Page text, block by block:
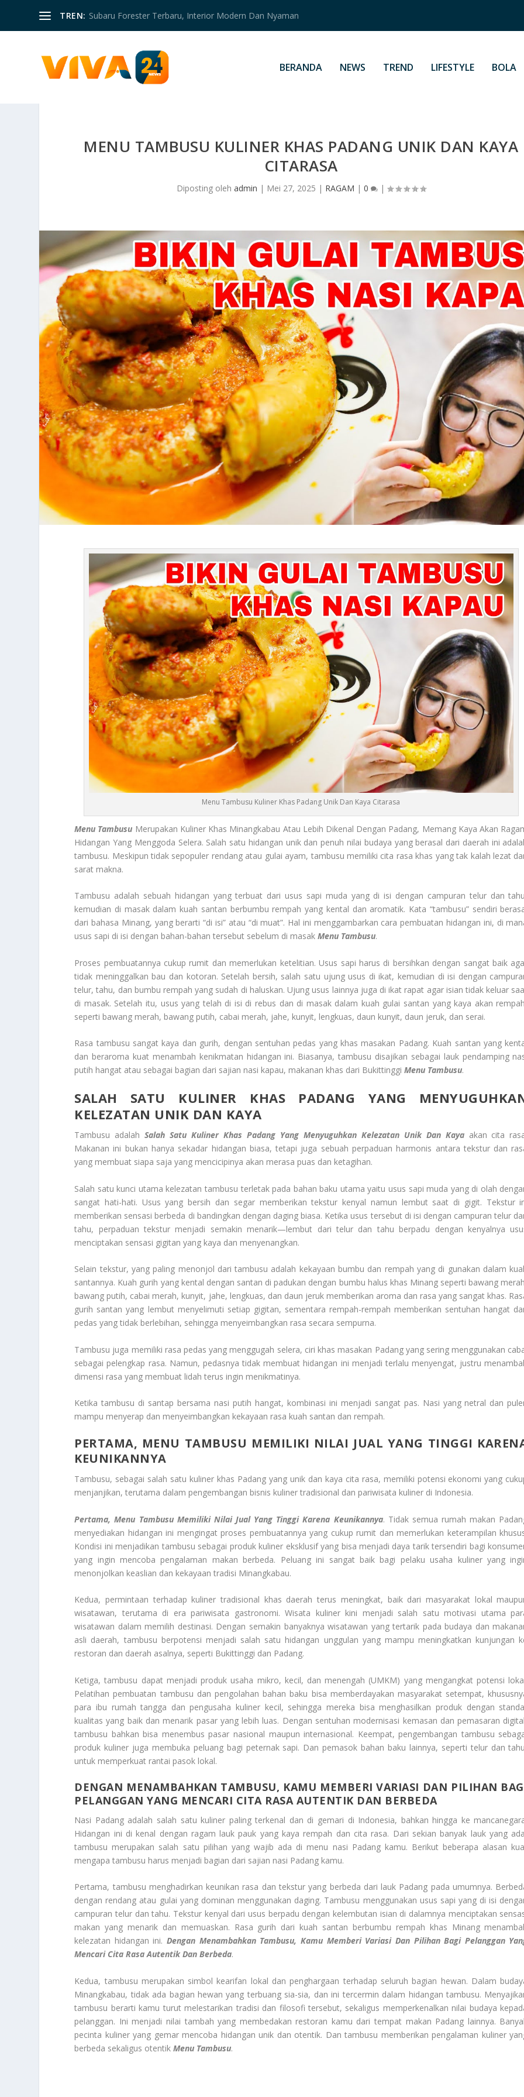
TREN: Subaru Forester Terbaru, Interior Modern Dan Nyaman
BERANDA NEWS TREND LIFESTYLE BOLA
MENU TAMBUSU KULINER KHAS PADANG UNIK DAN KAYA
CITARASA
Diposting oleh admin | Mei 27, 2025 | RAGAM | 0 |
Menu Tambusu Kuliner Khas Padang Unik Dan Kaya Citarasa
Menu Tambusu Merupakan Kuliner Khas Minangkabau Atau Lebih Dikenal Dengan Padang, Memang Kaya Akan
Hidangan Yang Menggoda Selera. Salah satu hidangan unik dan penuh nilai budaya yang berasal dari daerah ini
tambusu. Meskipun tidak sepopuler rendang atau gulai ayam, tambusu memiliki cita rasa khas yang tak kalah lezat
sarat makna.
Tambusu adalah sebuah hidangan yang terbuat dari usus sapi muda yang di isi dengan campuran telur dan
kemudian di masak dalam kuah santan berbumbu rempah yang kental dan aromatik. Kata “tambusu” sendiri
dari bahasa Minang, yang berarti “di isi” atau “di muat”. Hal ini menggambarkan cara pembuatan hidangan ini, di
usus sapi di isi dengan bahan-bahan tersebut sebelum di masak Menu Tambusu.
Proses pembuatannya cukup rumit dan memerlukan ketelitian. Usus sapi harus di bersihkan dengan sangat baik
tidak meninggalkan bau dan kotoran. Setelah bersih, salah satu ujung usus di ikat, kemudian di isi dengan
telur, tahu, dan bumbu rempah yang sudah di haluskan. Ujung usus lainnya juga di ikat rapat agar isian tidak keluar
di masak. Setelah itu, usus yang telah di isi di rebus dan di masak dalam kuah gulai santan yang kaya akan
seperti bawang merah, bawang putih, cabai merah, jahe, kunyit, lengkuas, daun kunyit, daun jeruk, dan serai.
Rasa tambusu sangat kaya dan gurih, dengan sentuhan pedas yang khas masakan Padang. Kuah santan yang
dan beraroma kuat menambah kenikmatan hidangan ini. Biasanya, tambusu disajikan sebagai lauk pendamping
putih hangat atau sebagai bagian dari sajian nasi kapau, makanan khas dari Bukittinggi Menu Tambusu.
SALAH SATU KULINER KHAS PADANG YANG
KELEZATAN UNIK DAN KAYA
Tambusu adalahSalah Satu Kuliner Khas Padang Yang Menyuguhkan Kelezatan Unik Dan Kayaakan cita
Makanan ini bukan hanya sekadar hidangan biasa, tetapi juga sebuah perpaduan harmonis antara tekstur dan
yang membuat siapa saja yang mencicipinya akan merasa puas dan ketagihan.
Salah satu kunci utama kelezatan tambusu terletak pada bahan baku utama yaitu usus sapi muda yang di olah
sangat hati-hati. Usus yang bersih dan segar memberikan tekstur kenyal namun lembut saat di gigit. Tekstur
memberikan sensasi berbeda di bandingkan dengan daging biasa. Ketika usus tersebut di isi dengan campuran telur
tahu, perpaduan tekstur menjadi semakin menarik—lembut dari telur dan tahu berpadu dengan kenyalnya
menciptakan sensasi gigitan yang kaya dan menyenangkan.
Selain tekstur, yang paling menonjol dari tambusu adalah kekayaan bumbu dan rempah yang di gunakan dalam
santannya. Kuah gurih yang kental dengan santan di padukan dengan bumbu halus khas Minang seperti bawang
bawang putih, cabai merah, kunyit, jahe, lengkuas, dan daun jeruk memberikan aroma dan rasa yang sangat khas.
gurih santan yang lembut menyelimuti setiap gigitan, sementara rempah-rempah memberikan sentuhan hangat
pedas yang tidak berlebihan, sehingga menyeimbangkan rasa secara sempurna.
Tambusu juga memiliki rasa pedas yang menggugah selera, ciri khas masakan Padang yang sering menggunakan
sebagai pelengkap rasa. Namun, pedasnya tidak membuat hidangan ini menjadi terlalu menyengat, justru
dimensi rasa yang membuat lidah terus ingin menikmatinya.
Ketika tambusu di santap bersama nasi putih hangat, kombinasi ini menjadi sangat pas. Nasi yang netral dan
mampu menyerap dan menyeimbangkan kekayaan rasa kuah santan dan rempah.
PERTAMA, MENU TAMBUSU MEMILIKI NILAI JUAL YANG TINGGI
KEUNIKANNYA
Tambusu, sebagai salah satu kuliner khas Padang yang unik dan kaya cita rasa, memiliki potensi ekonomi yang
menjanjikan, terutama dalam pengembangan bisnis kuliner tradisional dan pariwisata kuliner di Indonesia.
Pertama, Menu Tambusu Memiliki Nilai Jual Yang Tinggi Karena Keunikannya. Tidak semua rumah makan
menyediakan hidangan ini mengingat proses pembuatannya yang cukup rumit dan memerlukan keterampilan
Kondisi ini menjadikan tambusu sebagai produk kuliner eksklusif yang bisa menjadi daya tarik tersendiri bagi
yang ingin mencoba pengalaman makan berbeda. Peluang ini sangat baik bagi pelaku usaha kuliner yang
menonjolkan keaslian dan kekayaan tradisi Minangkabau.
Kedua, permintaan terhadap kuliner tradisional khas daerah terus meningkat, baik dari masyarakat lokal
wisatawan, terutama di era pariwisata gastronomi. Wisata kuliner kini menjadi salah satu motivasi utama
wisatawan dalam memilih destinasi. Dengan semakin banyaknya wisatawan yang tertarik pada budaya dan
asli daerah, tambusu berpotensi menjadi salah satu hidangan unggulan yang mampu meningkatkan kunjungan
restoran dan daerah asalnya, seperti Bukittinggi dan Padang.
Ketiga, tambusu dapat menjadi produk usaha mikro, kecil, dan menengah (UMKM) yang mengangkat potensi
Pelatihan pembuatan tambusu dan pengolahan bahan baku bisa memberdayakan masyarakat setempat,
para ibu rumah tangga dan pengusaha kuliner kecil, sehingga mereka bisa menghasilkan produk dengan
kualitas yang baik dan menarik pasar yang lebih luas. Dengan sentuhan modernisasi kemasan dan pemasaran
tambusu bahkan bisa menembus pasar nasional maupun internasional. Keempat, pengembangan tambusu
produk kuliner juga membuka peluang bagi peternak sapi. Dan pemasok bahan baku lainnya, seperti telur dan
untuk memperkuat rantai pasok lokal.
DENGAN MENAMBAHKAN TAMBUSU, KAMU MEMBERI VARIASI DAN PILIHAN
PELANGGAN YANG MENCARI CITA RASA AUTENTIK DAN BERBEDA
Nasi Padang adalah salah satu kuliner paling terkenal dan di gemari di Indonesia, bahkan hingga ke
Hidangan ini di kenal dengan ragam lauk pauk yang kaya rempah dan cita rasa. Dari sekian banyak lauk yang
tambusu merupakan salah satu pilihan yang wajib ada di menu nasi Padang kamu. Berikut beberapa alasan
mengapa tambusu harus menjadi bagian dari sajian nasi Padang kamu.
Pertama, tambusu menghadirkan keunikan rasa dan tekstur yang berbeda dari lauk Padang pada umumnya.
dengan rendang atau gulai yang dominan menggunakan daging. Tambusu menggunakan usus sapi yang di isi
campuran telur dan tahu. Tekstur kenyal dari usus berpadu dengan kelembutan isian di dalamnya menciptakan
makan yang menarik dan memuaskan. Rasa gurih dari kuah santan berbumbu rempah khas Minang
kelezatan hidangan ini.Dengan Menambahkan Tambusu, Kamu Memberi Variasi Dan Pilihan Bagi Pelanggan
Mencari Cita Rasa Autentik Dan Berbeda.
Kedua, tambusu merupakan simbol kearifan lokal dan penghargaan terhadap seluruh bagian hewan. Dalam
Minangkabau, tidak ada bagian hewan yang terbuang sia-sia, dan ini tercermin dalam hidangan tambusu.
tambusu berarti kamu turut melestarikan tradisi dan filosofi tersebut, sekaligus memperkenalkan nilai budaya
pelanggan. Ini menjadi nilai tambah yang membedakan restoran kamu dari tempat makan Padang lainnya.
pecinta kuliner yang gemar mencoba hidangan unik dan otentik. Dan tambusu memberikan pengalaman kuliner
berbeda sekaligus otentik Menu Tambusu.